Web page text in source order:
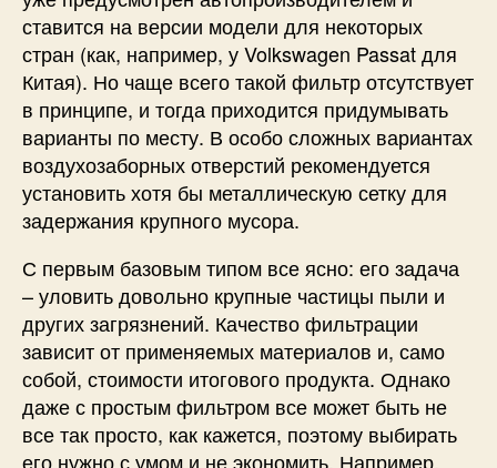
ставится на версии модели для некоторых
стран (как, например, у Volkswagen Passat для
Китая). Но чаще всего такой фильтр отсутствует
в принципе, и тогда приходится придумывать
варианты по месту. В особо сложных вариантах
воздухозаборных отверстий рекомендуется
установить хотя бы металлическую сетку для
задержания крупного мусора.
С первым базовым типом все ясно: его задача
– уловить довольно крупные частицы пыли и
других загрязнений. Качество фильтрации
зависит от применяемых материалов и, само
собой, стоимости итогового продукта. Однако
даже с простым фильтром все может быть не
все так просто, как кажется, поэтому выбирать
его нужно с умом и не экономить. Например,